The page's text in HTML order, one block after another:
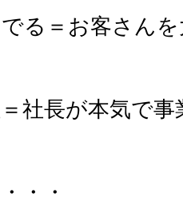
る＝お客さん
社長が本気で
・・